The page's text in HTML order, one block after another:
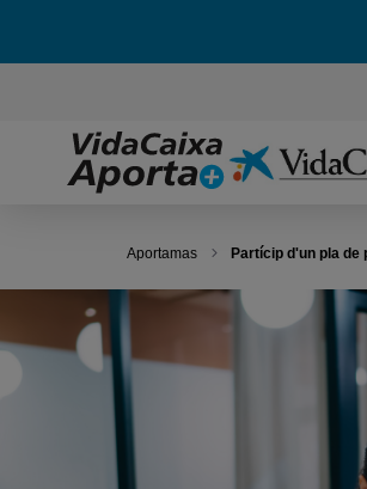
Aportamas Partícip d'un pla de